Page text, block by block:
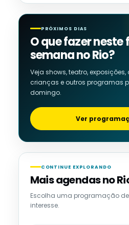
PRÓXIMOS DIAS
O que fazer neste
semana no Rio?
Veja shows, teatro,
crianças e outros programas
domingo.
Ver
CONTINUE EXPLORANDO
Mais agendas no
Escolha uma programação
interesse.